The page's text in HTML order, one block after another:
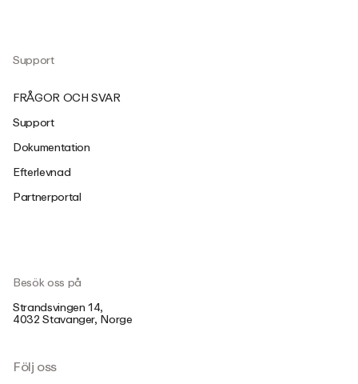
Support
FRÅGOR OCH SVAR
Support
Dokumentation
Efterlevnad
Partnerportal
Följ oss
Besök oss på
Strandsvingen 14,
4032 Stavanger, Norge